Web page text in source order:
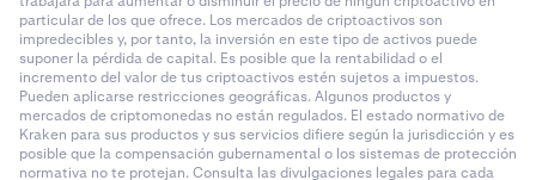
particular de los que ofrece. Los mercados de criptoactivos son
impredecibles y, por tanto, la inversión en este tipo de activos puede
suponer la pérdida de capital. Es posible que la rentabilidad o el
incremento del valor de tus criptoactivos estén sujetos a impuestos.
Pueden aplicarse restricciones geográficas. Algunos productos y
mercados de criptomonedas no están regulados. El estado normativo de
Kraken para sus productos y sus servicios difiere según la jurisdicción y es
posible que la compensación gubernamental o los sistemas de protección
normativa no te protejan. Consulta las divulgaciones legales para cada